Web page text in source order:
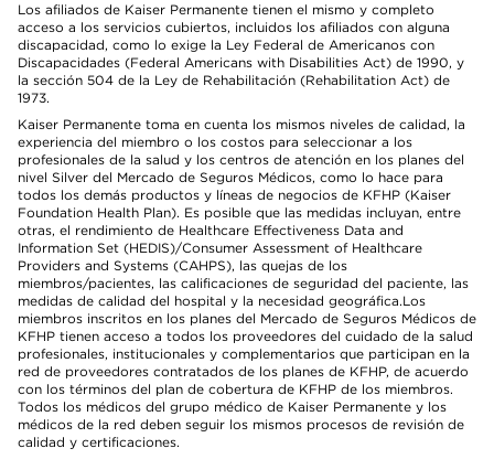
Los afiliados de Kaiser Permanente tienen el mismo y completo
acceso a los servicios cubiertos, incluidos los afiliados con alguna
discapacidad, como lo exige la Ley Federal de Americanos con
Discapacidades (Federal Americans with Disabilities Act) de 1990, y
la sección 504 de la Ley de Rehabilitación (Rehabilitation Act) de
1973.
Kaiser Permanente toma en cuenta los mismos niveles de calidad, la
experiencia del miembro o los costos para seleccionar a los
profesionales de la salud y los centros de atención en los planes del
nivel Silver del Mercado de Seguros Médicos, como lo hace para
todos los demás productos y líneas de negocios de KFHP (Kaiser
Foundation Health Plan). Es posible que las medidas incluyan, entre
otras, el rendimiento de Healthcare Effectiveness Data and
Information Set (HEDIS)/Consumer Assessment of Healthcare
Providers and Systems (CAHPS), las quejas de los
miembros/pacientes, las calificaciones de seguridad del paciente, las
medidas de calidad del hospital y la necesidad geográfica.Los
miembros inscritos en los planes del Mercado de Seguros Médicos de
KFHP tienen acceso a todos los proveedores del cuidado de la salud
profesionales, institucionales y complementarios que participan en la
red de proveedores contratados de los planes de KFHP, de acuerdo
con los términos del plan de cobertura de KFHP de los miembros.
Todos los médicos del grupo médico de Kaiser Permanente y los
médicos de la red deben seguir los mismos procesos de revisión de
calidad y certificaciones.